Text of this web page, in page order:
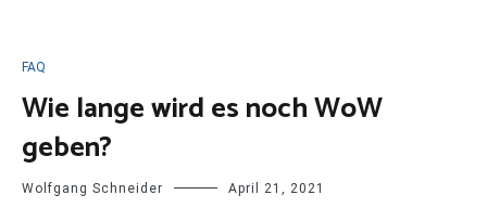
FAQ
Wie lange wird es noch WoW
geben?
Wolfgang Schneider April 21, 2021